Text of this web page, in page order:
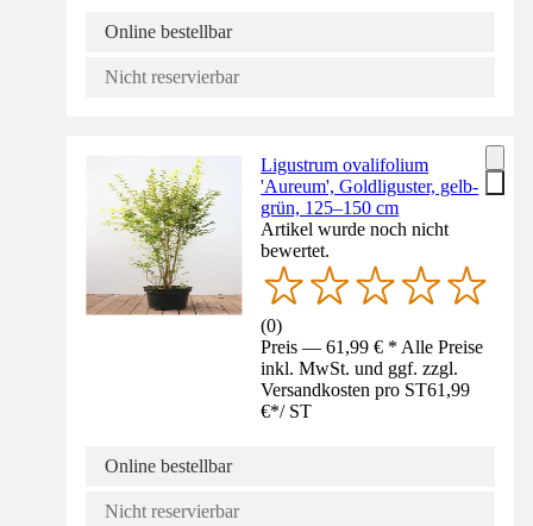
Online bestellbar
Nicht reservierbar
Ligustrum ovalifolium
'Aureum', Goldliguster, gelb-
grün, 125–150 cm
Artikel wurde noch nicht
bewertet.
(0)
Preis — 61,99 € * Alle Preise
inkl. MwSt. und ggf. zzgl.
Versandkosten pro ST61,99
€*/ ST
Online bestellbar
Nicht reservierbar